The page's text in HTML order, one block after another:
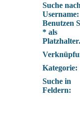
Suche nach
Username:
Benutzen
* als
Platzhalter.
Kategorie:
Suche in
Feldern: